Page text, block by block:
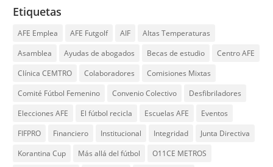
Etiquetas
AFE Emplea AFE Futgolf AIF
Altas Temperaturas
Asamblea
Ayudas de abogados Becas de estudio
Centro AFE
Clínica CEMTRO
Colaboradores
Comisiones Mixtas
Comité Fútbol Femenino
Convenio Colectivo
Desfibriladores
Elecciones AFE
El fútbol recicla Escuelas AFE
Eventos
FIFPRO
Financiero Institucional Integridad
Junta Directiva
Korantina Cup
Más allá del fútbol
O11CE METROS